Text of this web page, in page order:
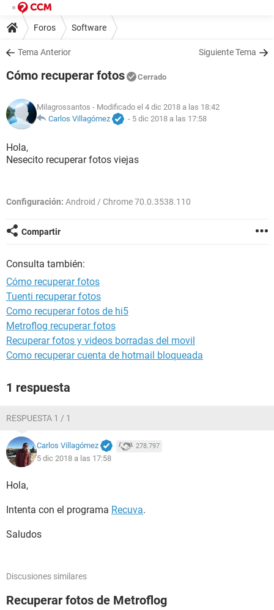
Foros Software
Tema Anterior Siguiente Tema
Cómo recuperar fotos Cerrado
Milagrossantos - Modificado el 4 dic 2018 a las 18:42
Carlos Villagómez
- 5 dic 2018 a las 17:58
Hola,
Nesecito recuperar fotos viejas
Configuración: Android / Chrome 70.0.3538.110
Compartir
Consulta también:
Cómo recuperar fotos
Tuenti recuperar fotos
Como recuperar fotos de hi5
Metroflog recuperar fotos
Recuperar fotos y videos borradas del movil
Como recuperar cuenta de hotmail bloqueada
1 respuesta
RESPUESTA 1 / 1
Carlos Villagómez 278.797
5 dic 2018 a las 17:58
Hola,
Intenta con el programa Recuva.
Saludos
Discusiones similares
Recuperar fotos de Metroflog